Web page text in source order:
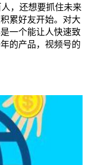
，还想要抓住未来
累好友开始。对大
一个能让人快速致
的产品，视频号的